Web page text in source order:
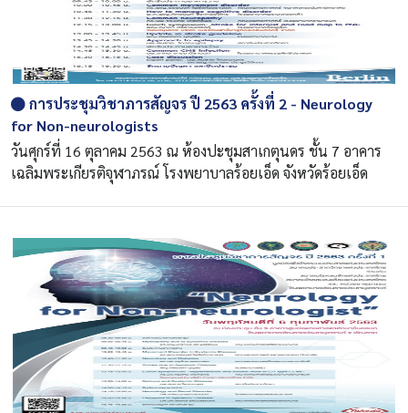
การประชุมวิชาภารสัญจร ปี 2563 ครั้งที่ 2 - Neurology
for Non-neurologists
วันศุกร์ที่ 16 ตุลาคม 2563 ณ ห้องปะชุมสาเกตุนดร ชั้น 7 อาคาร
เฉลิมพระเกียรติจุฬาภรณ์ โรงพยาบาลร้อยเอ็ด จังหวัดร้อยเอ็ด